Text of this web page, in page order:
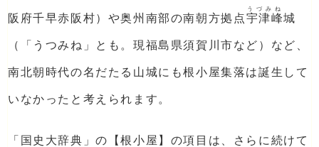
阪府千早赤阪村）や奥州南部の南朝方拠点宇津峰
うづみね
城
（「うつみね」とも。現福島県須賀川市など）など、
南北朝時代の名だたる山城にも根小屋集落は誕生して
いなかったと考えられます。
「国史大辞典」の【根小屋】の項目は、さらに続けて